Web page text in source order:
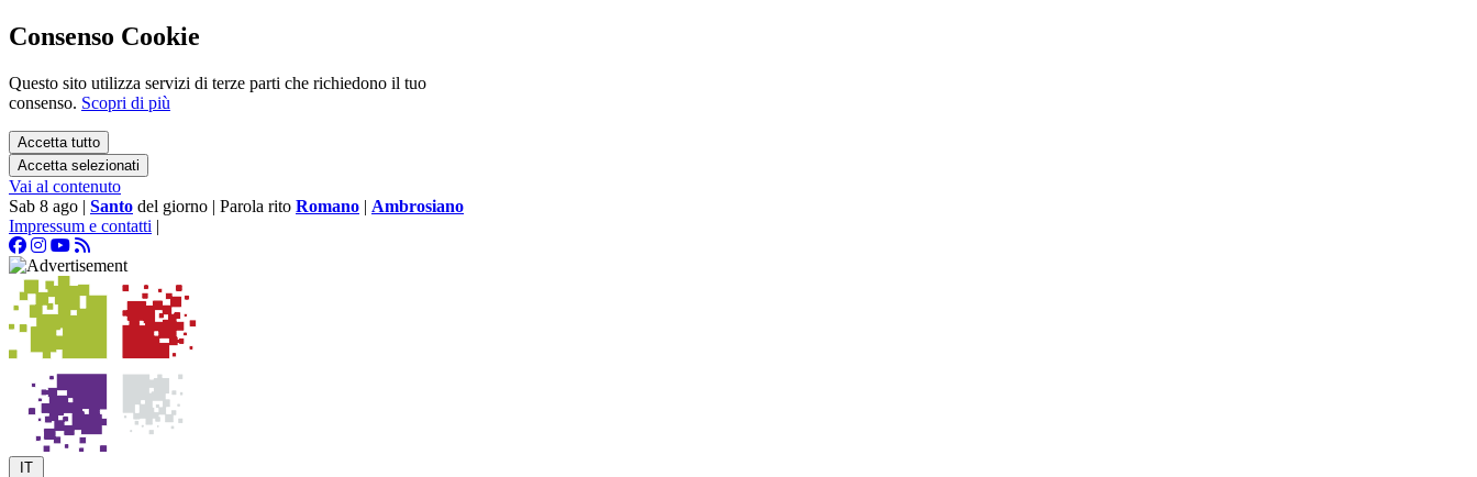
Consenso Cookie
Questo sito utilizza servizi di terze parti che richiedono il tuo
consenso. Scopri di più
Accetta tutto
Accetta selezionati
Vai al contenuto
Sab 8 ago | Santo del giorno | Parola rito Romano | Ambrosiano
Impressum e contatti |
IT